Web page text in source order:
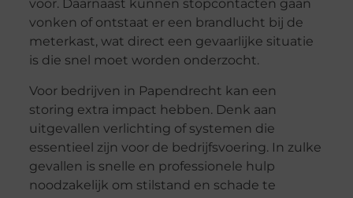
voor. Daarnaast kunnen stopcontacten gaan
vonken of ontstaat er een brandlucht bij de
meterkast, wat direct een gevaarlijke situatie
is die snel moet worden onderzocht.
Voor bedrijven in Papendrecht kan een
storing extra impact hebben. Denk aan
uitgevallen verlichting of systemen die
essentieel zijn voor de bedrijfsvoering. In zulke
gevallen is snelle en professionele hulp
noodzakelijk om stilstand en schade te